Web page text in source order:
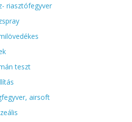
riasztófegyver
teszt
airsoft